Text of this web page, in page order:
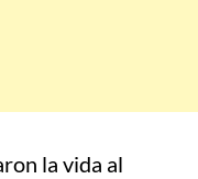
la vida al